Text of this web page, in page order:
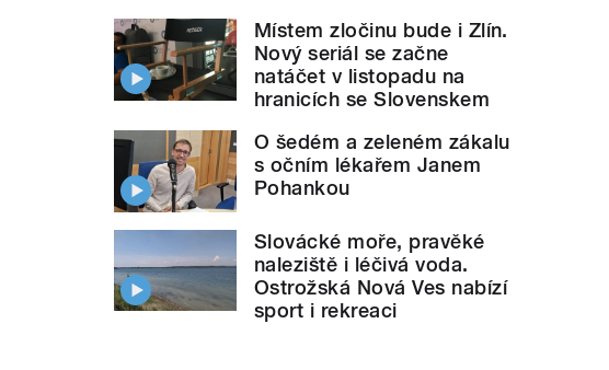
Místem zločinu bude i Zlín.
Nový seriál se začne
natáčet v listopadu na
hranicích se Slovenskem
O šedém a zeleném zákalu
s očním lékařem Janem
Pohankou
Slovácké moře, pravěké
naleziště i léčivá voda.
Ostrožská Nová Ves nabízí
sport i rekreaci